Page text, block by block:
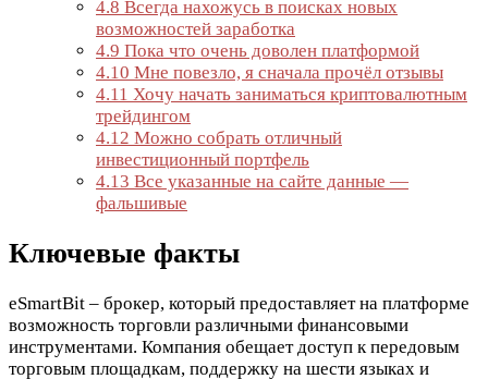
4.8 Всегда нахожусь в поисках новых
возможностей заработка
4.9 Пока что очень доволен платформой
4.10 Мне повезло, я сначала прочёл отзывы
4.11 Хочу начать заниматься криптовалютным
трейдингом
4.12 Можно собрать отличный
инвестиционный портфель
4.13 Все указанные на сайте данные —
фальшивые
Ключевые факты
eSmartBit – брокер, который предоставляет на платформе
возможность торговли различными финансовыми
инструментами. Компания обещает доступ к передовым
торговым площадкам, поддержку на шести языках и